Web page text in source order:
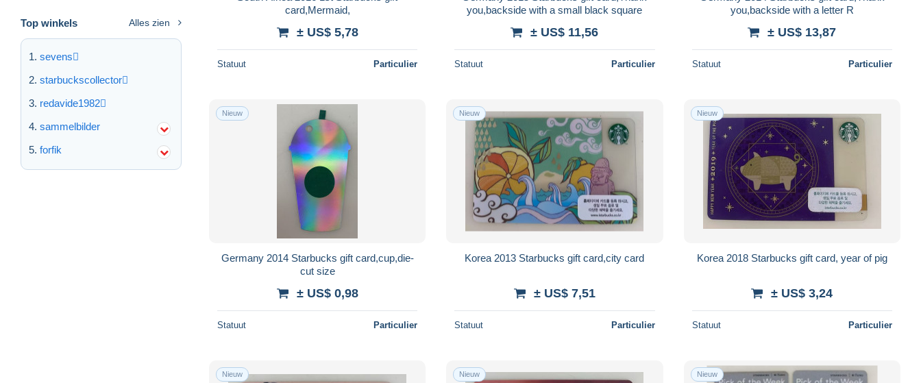
Top winkels Alles zien
sevens
starbuckscollector
redavide1982
sammelbilder
forfik
card,Mermaid,
± US$ 5,78
Statuut Particulier
you,backside with a small black square
± US$ 11,56
Statuut Particulier
you,backside with a letter R
± US$ 13,87
Statuut Particulier
Nieuw
Germany 2014 Starbucks gift card,cup,die-
cut size
± US$ 0,98
Statuut Particulier
Nieuw
Korea 2013 Starbucks gift card,city card
± US$ 7,51
Statuut Particulier
Nieuw
Korea 2018 Starbucks gift card, year of pig
± US$ 3,24
Statuut Particulier
Nieuw Nieuw Nieuw